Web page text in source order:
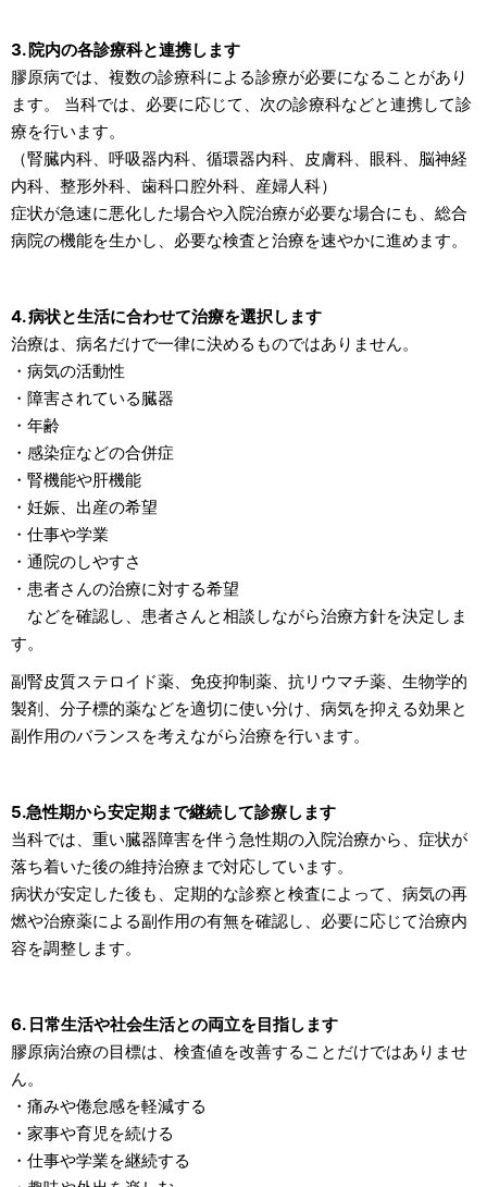
3. 院内の各診療科と連携します
膠原病では、複数の診療科による診療が必要になることがあり
ます。 当科では、必要に応じて、次の診療科などと連携して診
療を行います。
（腎臓内科、呼吸器内科、循環器内科、皮膚科、眼科、脳神経
内科、整形外科、歯科口腔外科、産婦人科）
症状が急速に悪化した場合や入院治療が必要な場合にも、総合
病院の機能を生かし、必要な検査と治療を速やかに進めます。
4. 病状と生活に合わせて治療を選択します
治療は、病名だけで一律に決めるものではありません。
・病気の活動性
・障害されている臓器
・年齢
・感染症などの合併症
・腎機能や肝機能
・妊娠、出産の希望
・仕事や学業
・通院のしやすさ
・患者さんの治療に対する希望
などを確認し、患者さんと相談しながら治療方針を決定しま
す。
副腎皮質ステロイド薬、免疫抑制薬、抗リウマチ薬、生物学的
製剤、分子標的薬などを適切に使い分け、病気を抑える効果と
副作用のバランスを考えながら治療を行います。
5.急性期から安定期まで継続して診療します
当科では、重い臓器障害を伴う急性期の入院治療から、症状が
落ち着いた後の維持治療まで対応しています。
病状が安定した後も、定期的な診察と検査によって、病気の再
燃や治療薬による副作用の有無を確認し、必要に応じて治療内
容を調整します。
6. 日常生活や社会生活との両立を目指します
膠原病治療の目標は、検査値を改善することだけではありませ
ん。
・痛みや倦怠感を軽減する
・家事や育児を続ける
・仕事や学業を継続する